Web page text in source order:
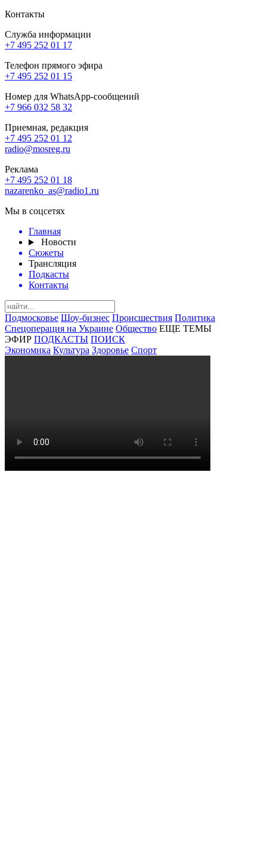
Контакты
Служба информации
+7 495 252 01 17
Телефон прямого эфира
+7 495 252 01 15
Номер для WhatsApp-сообщений
+7 966 032 58 32
Приемная, редакция
+7 495 252 01 12
radio@mosreg.ru
Реклама
+7 495 252 01 18
nazarenko_as@radio1.ru
Мы в соцсетях
Главная
Новости
Сюжеты
Трансляция
Подкасты
Контакты
Подмосковье Шоу-бизнес Происшествия Политика
Спецоперация на Украине Общество ЕЩЕ ТЕМЫ
ЭФИР ПОДКАСТЫ ПОИСК
Экономика Культура Здоровье Спорт